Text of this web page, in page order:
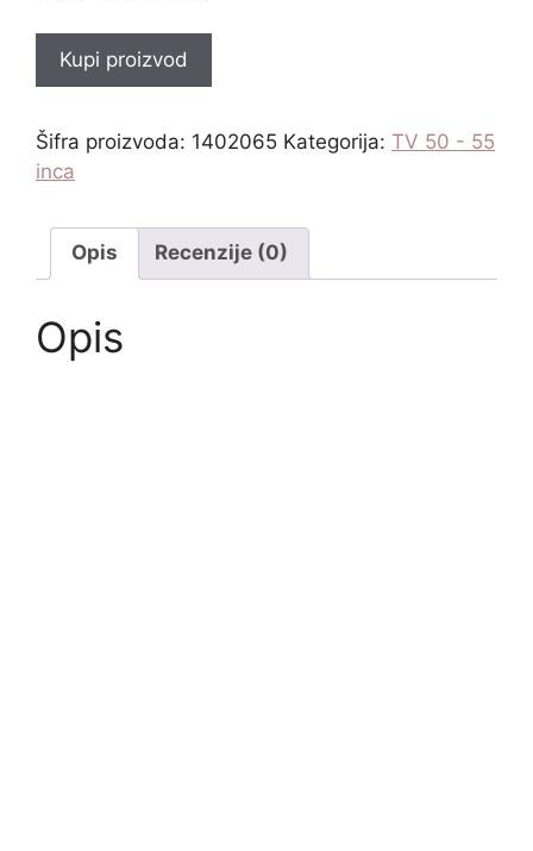
Kupi proizvod
Šifra proizvoda: 1402065 Kategorija: TV 50 - 55
inca
Opis Recenzije (0)
Opis